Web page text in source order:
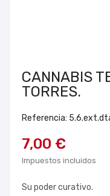
CANNABIS
TORRES.
Referencia:
7,00 €
Impuestos incluidos
Su poder curativo.